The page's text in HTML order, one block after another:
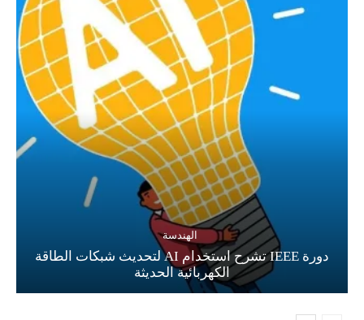
الهندسة
دورة IEEE تشرح استخدام AI لتحديث شبكات الطاقة
الكهربائية الحديثة